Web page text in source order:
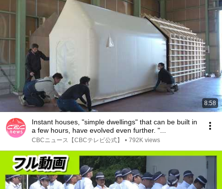
8:58
Instant houses, "simple dwellings" that can be built in
a few hours, have evolved even further. "...
CBCニュース【CBCテレビ公式】 • 792K views